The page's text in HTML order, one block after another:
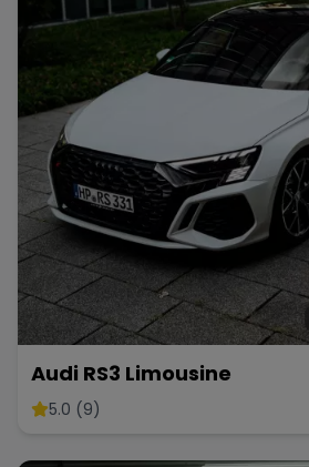
Ford
Tesla Chevrolet
Bentley Rolls Royce
Bugatti
Zeitraum wählen
Audi RS3 Limousine
5.0 (9)